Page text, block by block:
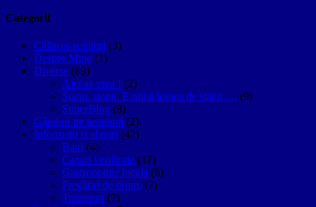
Categorii
Călători-scriitori (3)
Despre Mine (1)
Diverse (69)
Aici aș vrea ! (2)
Statui, statui, E plină lumea de statui…. (9)
SuperBlog (8)
Gânduri pe tastatură (2)
Informatii si sfaturi (42)
Bani (4)
Cazari verificate (17)
Gastronomie locala (6)
Pregătiri de drum. (7)
Transport (7)